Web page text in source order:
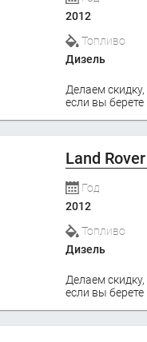
2012
Топливо
Дизель
Делаем скидку,
если вы берете
Land
Год
2012
Топливо
Дизель
Делаем скидку,
если вы берете